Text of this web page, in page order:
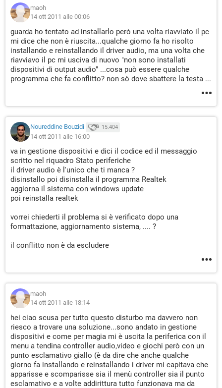
maoh
14 ott 2011 alle 00:06
guarda ho tentato ad installarlo però una volta riavviato il pc
mi dice che non è riuscita...qualche giorno fa ho risolto
installando e reinstallando il driver audio, ma una volta che
riavviavo il pc mi usciva di nuovo "non sono installati
dispositivi di output audio" ...cosa può essere qualche
programma che fa conflitto? non sò dove sbattere la testa ...
Noureddine Bouzidi 15.404
14 ott 2011 alle 16:00
va in gestione dispositivi e dici il codice ed il messaggio
scritto nel riquadro Stato periferiche
il driver audio è l'unico che ti manca ?
disinstallo poi disinstalla il programma Realtek
aggiorna il sistema con windows update
poi reinstalla realtek
vorrei chiederti il problema si è verificato dopo una
formattazione, aggiornamento sistema, .... ?
il conflitto non è da escludere
maoh
14 ott 2011 alle 18:14
hei ciao scusa per tutto questo disturbo ma davvero non
riesco a trovare una soluzione...sono andato in gestione
dispositivi e come per magia mi è uscita la periferica con il
menu a tendina controller audio,video e giochi però con un
punto esclamativo giallo (è da dire che anche qualche
giorno fa installando e reinstallando i driver mi capitava che
apparisse e scomparisse sia il menù controller sia il punto
esclamativo e a volte addirittura tutto funzionava ma da